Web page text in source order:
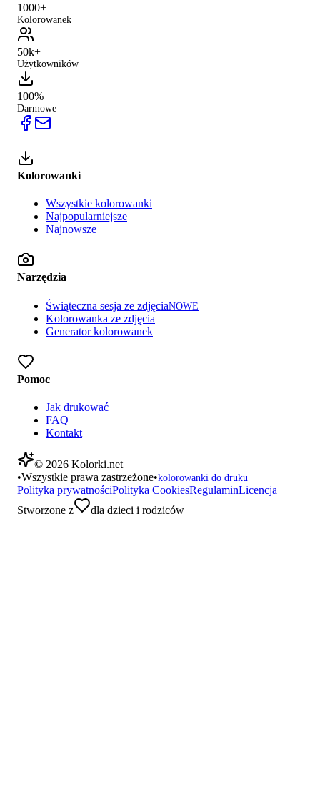
1000+
Kolorowanek
50k+
Użytkowników
100%
Darmowe
Kolorowanki
Wszystkie kolorowanki
Najpopularniejsze
Najnowsze
Narzędzia
Świąteczna sesja ze zdjęciaNOWE
Kolorowanka ze zdjęcia
Generator kolorowanek
Pomoc
Jak drukować
FAQ
Kontakt
© 2026 Kolorki.net
•Wszystkie prawa zastrzeżone•kolorowanki do druku
Polityka prywatnościPolityka CookiesRegulaminLicencja
Stworzone z
dla dzieci i rodziców